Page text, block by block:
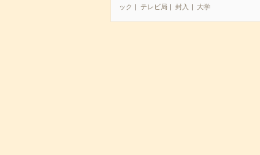
ック
テレビ局 封入 大学